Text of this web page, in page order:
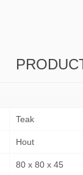
Teak
Hout
80 x 80 x 45